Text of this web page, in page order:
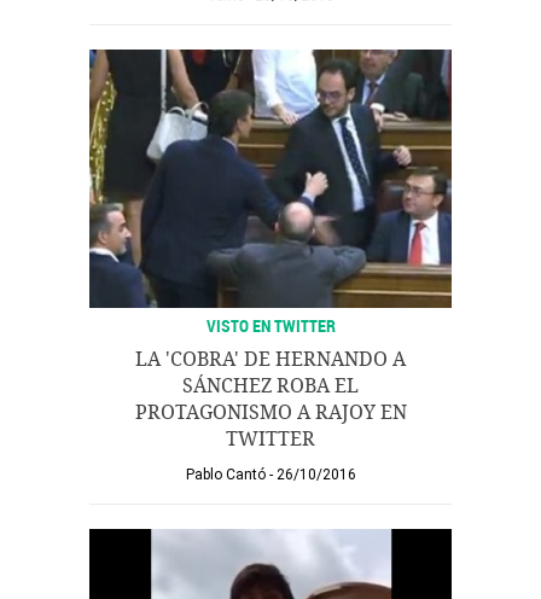
VISTO EN TWITTER
LA 'COBRA' DE HERNANDO A
SÁNCHEZ ROBA EL
PROTAGONISMO A RAJOY EN
TWITTER
Pablo Cantó 26/10/2016